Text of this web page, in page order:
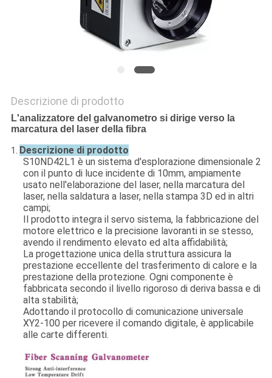
Descrizione di prodotto
L'analizzatore del galvanometro si dirige verso la
marcatura del laser della fibra
1. Descrizione di prodotto
S10ND42L1 è un sistema d'esplorazione dimensionale 2
con il punto di luce incidente di 10mm, ampiamente
usato nell'elaborazione del laser, nella marcatura del
laser, nella saldatura a laser, nella stampa 3D ed in altri
campi;
Il prodotto integra il servo sistema, la fabbricazione del
motore elettrico e la precisione lavoranti in se stesso,
avendo il rendimento elevato ed alta affidabilità;
La progettazione unica della struttura assicura la
prestazione eccellente del trasferimento di calore e la
prestazione della protezione. Ogni componente è
fabbricata secondo il livello rigoroso di deriva bassa e di
alta stabilità;
Adottando il protocollo di comunicazione universale
XY2-100 per ricevere il comando digitale, è applicabile
alle carte differenti.